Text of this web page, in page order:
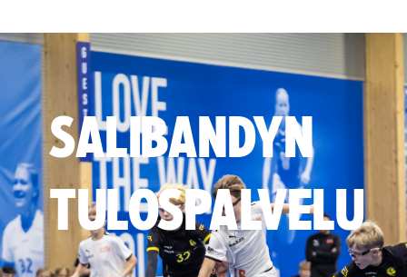
SALIBANDYN
TULOSPALVELU